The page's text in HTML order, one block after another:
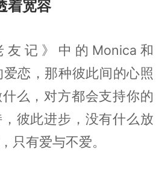
着宽容
记》中的Monica和
恋，那种彼此间的心照
么，对方都会支持你的
彼此进步，没有什么放
只有爱与不爱。